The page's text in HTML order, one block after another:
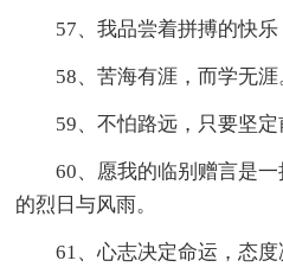
57、我品尝着拼搏的快乐
58、苦海有涯，而学无涯
59、不怕路远，只要坚定
60、愿我的临别赠言是一
的烈日与风雨。
61、心志决定命运，态度